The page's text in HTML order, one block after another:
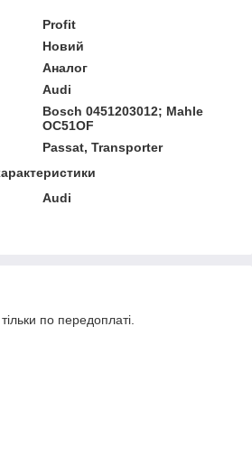
Profit
Новий
Аналог
Audi
Bosch 0451203012; Mahle
OC51OF
Passat, Transporter
Audi
по передоплаті.